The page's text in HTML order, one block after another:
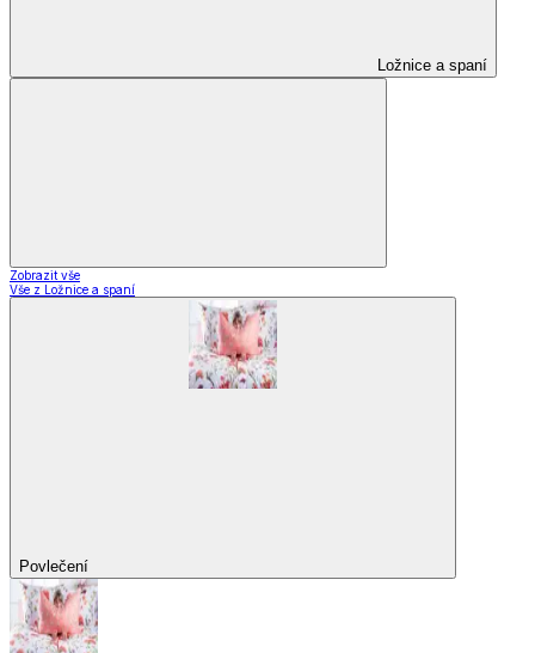
Ložnice a spaní
Zobrazit vše
Vše z Ložnice a spaní
Povlečení